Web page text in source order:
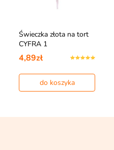
Świeczka złota na tort
CYFRA 1
4,89zł
do koszyka